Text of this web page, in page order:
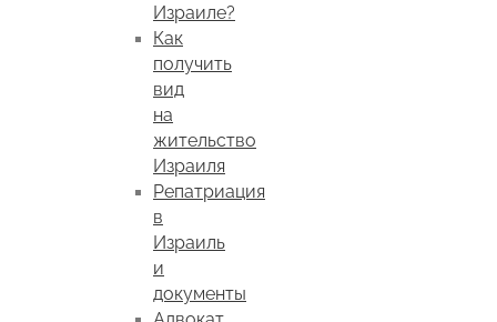
Израиле?
Как
получить
вид
на
жительство
Израиля
Репатриация
в
Израиль
и
документы